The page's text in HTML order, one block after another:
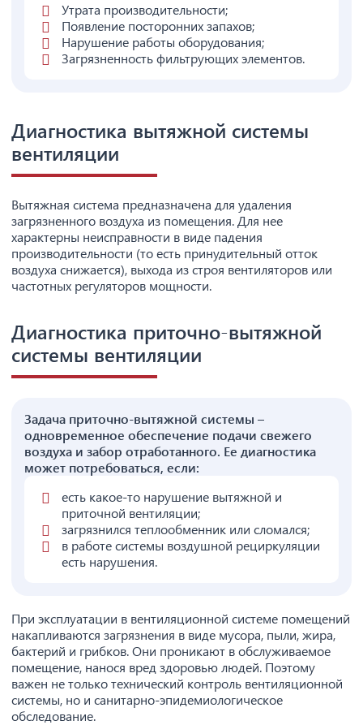
Утрата производительности;
Появление посторонних запахов;
Нарушение работы оборудования;
Загрязненность фильтрующих элементов.
Диагностика вытяжной системы
вентиляции
Вытяжная система предназначена для удаления
загрязненного воздуха из помещения. Для нее
характерны неисправности в виде падения
производительности (то есть принудительный отток
воздуха снижается), выхода из строя вентиляторов или
частотных регуляторов мощности.
Диагностика приточно-вытяжной
системы вентиляции
Задача приточно-вытяжной системы –
одновременное обеспечение подачи свежего
воздуха и забор отработанного. Ее диагностика
может потребоваться, если:
есть какое-то нарушение вытяжной и
приточной вентиляции;
загрязнился теплообменник или сломался;
в работе системы воздушной рециркуляции
есть нарушения.
При эксплуатации в вентиляционной системе помещений
накапливаются загрязнения в виде мусора, пыли, жира,
бактерий и грибков. Они проникают в обслуживаемое
помещение, нанося вред здоровью людей. Поэтому
важен не только технический контроль вентиляционной
системы, но и санитарно-эпидемиологическое
обследование.